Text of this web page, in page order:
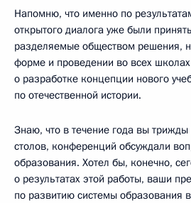
Напомню, что именно по
открытого диалога уже были
разделяемые обществом решения,
форме и проведении во всех школах
о разработке концепции нового
по отечественной истории.
Знаю, что в течение года вы
столов, конференций обсуждали
образования. Хотел бы, конечно,
о результатах этой работы, ваши
по развитию системы образования